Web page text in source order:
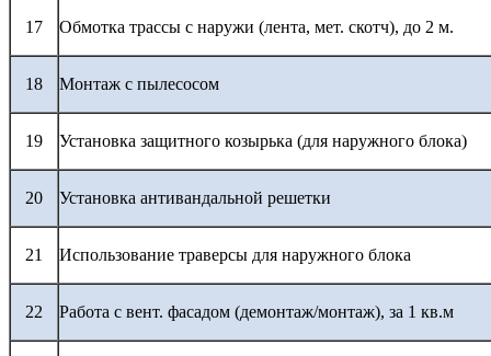
17 Обмотка трассы с наружи (лента, мет. скотч), до 2 м.
18 Монтаж с пылесосом
19 Установка защитного козырька (для наружного блока)
20 Установка антивандальной решетки
21 Использование траверсы для наружного блока
22 Работа с вент. фасадом (демонтаж/монтаж), за 1 кв.м